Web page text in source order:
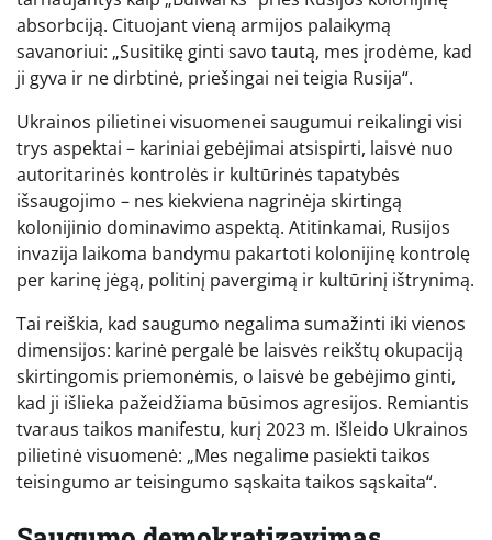
absorbciją. Cituojant vieną armijos palaikymą
savanoriui: „Susitikę ginti savo tautą, mes įrodėme, kad
ji gyva ir ne dirbtinė, priešingai nei teigia Rusija“.
Ukrainos pilietinei visuomenei saugumui reikalingi visi
trys aspektai – kariniai gebėjimai atsispirti, laisvė nuo
autoritarinės kontrolės ir kultūrinės tapatybės
išsaugojimo – nes kiekviena nagrinėja skirtingą
kolonijinio dominavimo aspektą. Atitinkamai, Rusijos
invazija laikoma bandymu pakartoti kolonijinę kontrolę
per karinę jėgą, politinį pavergimą ir kultūrinį ištrynimą.
Tai reiškia, kad saugumo negalima sumažinti iki vienos
dimensijos: karinė pergalė be laisvės reikštų okupaciją
skirtingomis priemonėmis, o laisvė be gebėjimo ginti,
kad ji išlieka pažeidžiama būsimos agresijos. Remiantis
tvaraus taikos manifestu, kurį 2023 m. Išleido Ukrainos
pilietinė visuomenė: „Mes negalime pasiekti taikos
teisingumo ar teisingumo sąskaita taikos sąskaita“.